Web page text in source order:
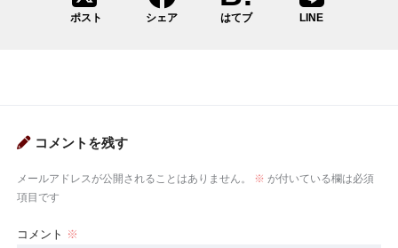
ポスト シェア はてブ LINE
コメントを残す
メールアドレスが公開されることはありません。 ※ が付いている欄は必須
項目です
コメント ※